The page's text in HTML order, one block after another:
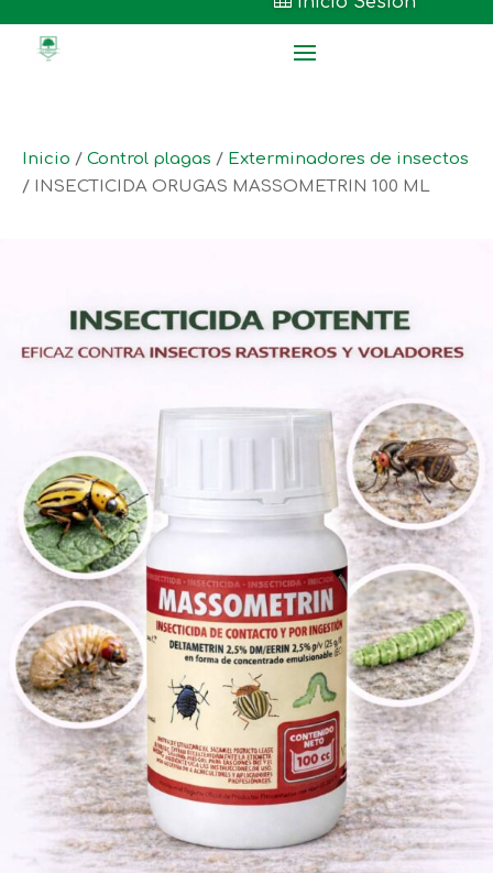
Inicio / Control plagas / Exterminadores de insectos
/ INSECTICIDA ORUGAS MASSOMETRIN 100 ML